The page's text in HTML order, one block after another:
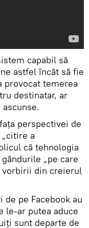
capabil să
astfel încât să fie
provocat temerea
destinatar, ar
perspectivei de
a
că tehnologia
„pe care
din creierul
pe Facebook au
le-ar putea aduce
sunt departe de